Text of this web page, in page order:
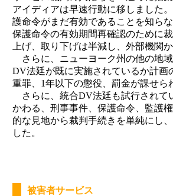
アイディアは早速行動に移しました
護命令がまだ有効であることを知ら
保護命令の有効期間再確認のために
上げ、取り下げは半減し、外部機関
さらに、ニューヨーク州の他の地
DV法廷が既に実施されているか計
重罪、1年以下の懲役、罰金が課せら
さらに、統合DV法廷も試行されて
かわる、刑事事件、保護命令、監護
的な見地から裁判手続きを単純にし
した。
被害者サービス